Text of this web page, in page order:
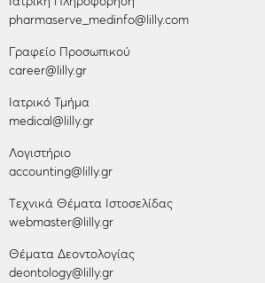
pharmaserve_medinfo@lilly.com
Γραφείο Προσωπικού
career@lilly.gr
Ιατρικό Τμήμα
medical@lilly.gr
Λογιστήριο
accounting@lilly.gr
Tεχνικά Θέματα Ιστοσελίδας
webmaster@lilly.gr
Θέματα Δεοντολογίας
deontology@lilly.gr